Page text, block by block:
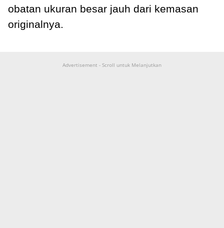
obatan ukuran besar jauh dari kemasan
originalnya.
Advertisement - Scroll untuk Melanjutkan